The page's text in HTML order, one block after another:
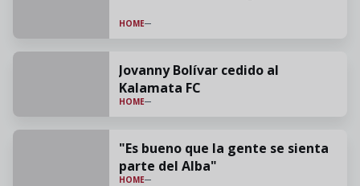
HOME
Jovanny Bolívar cedido al
Kalamata FC
HOME
"Es bueno que la gente se sienta
parte del Alba"
HOME